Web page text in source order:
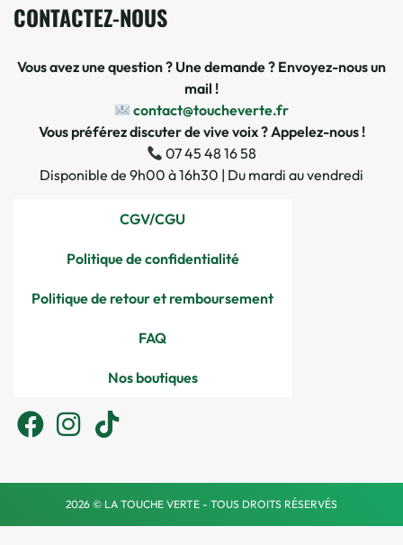
CONTACTEZ-NOUS
Vous avez une question ? Une demande ? Envoyez-nous un
mail !
contact@toucheverte.fr
Vous préférez discuter de vive voix ? Appelez-nous !
07 45 48 16 58
Disponible de 9h00 à 16h30 | Du mardi au vendredi
CGV/CGU
Politique de confidentialité
Politique de retour et remboursement
FAQ
Nos boutiques
2026 © LA TOUCHE VERTE - TOUS DROITS RÉSERVÉS